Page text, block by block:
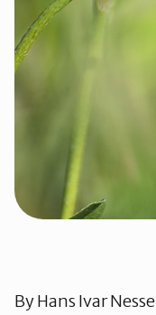
ByHans Ivar Nesse